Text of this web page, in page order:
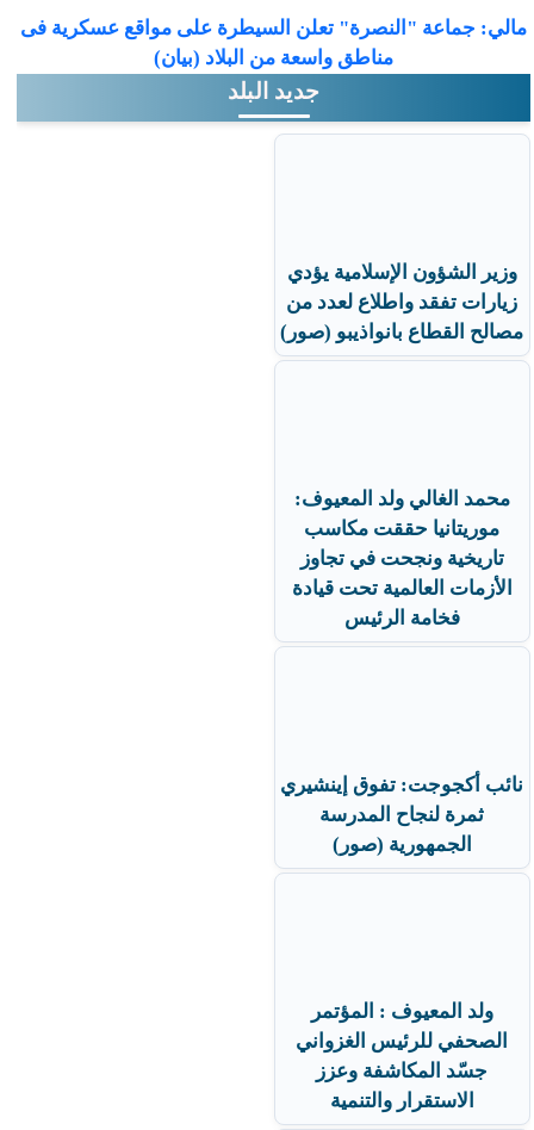
مالي: جماعة "النصرة" تعلن السيطرة على مواقع عسكرية فى
مناطق واسعة من البلاد (بيان)
جديد البلد
وزير الشؤون الإسلامية يؤدي
زيارات تفقد واطلاع لعدد من
مصالح القطاع بانواذيبو (صور)
محمد الغالي ولد المعيوف:
موريتانيا حققت مكاسب
تاريخية ونجحت في تجاوز
الأزمات العالمية تحت قيادة
فخامة الرئيس
نائب أكجوجت: تفوق إينشيري
ثمرة لنجاح المدرسة
الجمهورية (صور)
ولد المعيوف : المؤتمر
الصحفي للرئيس الغزواني
جسّد المكاشفة وعزز
الاستقرار والتنمية